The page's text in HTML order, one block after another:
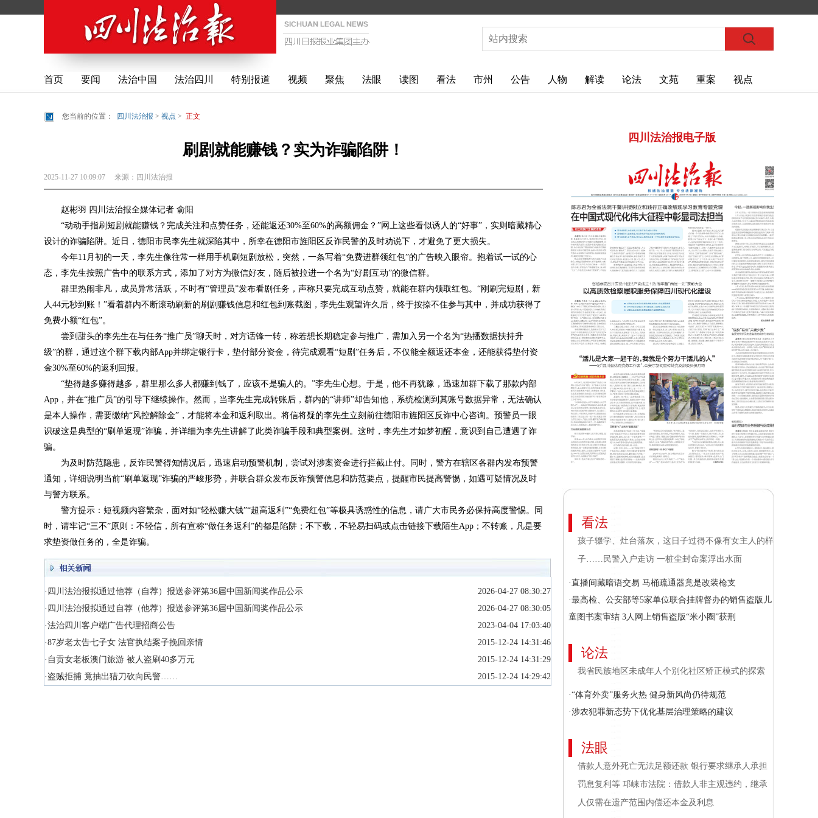
首页 要闻 法治中国 法治四川 特别报道 视频 聚焦 法眼 读图 看法 市州 公告 人物 解读 论法 文苑 重案 视点
您当前的位置： 四川法治报 > 视点 > 正文
刷剧就能赚钱？实为诈骗陷阱！
2025-11-27 10:09:07 来源： 四川法治报
赵彬羽 四川法治报全媒体记者 俞阳
“动动手指刷短剧就能赚钱？完成关注和点赞任务，还能返还30%至60%的高额佣金？”网上这些看似诱人的“好事”，实则暗藏精心
设计的诈骗陷阱。近日，德阳市民李先生就深陷其中，所幸在德阳市旌阳区反诈民警的及时劝说下，才避免了更大损失。
今年11月初的一天，李先生像往常一样用手机刷短剧放松，突然，一条写着“免费进群领红包”的广告映入眼帘。抱着试一试的心
态，李先生按照广告中的联系方式，添加了对方为微信好友，随后被拉进一个名为“好剧互动”的微信群。
群里热闹非凡，成员异常活跃，不时有“管理员”发布看剧任务，声称只要完成互动点赞，就能在群内领取红包。“刚刷完短剧，新
人44元秒到账！”看着群内不断滚动刷新的刷剧赚钱信息和红包到账截图，李先生观望许久后，终于按捺不住参与其中，并成功获得了
免费小额“红包”。
尝到甜头的李先生在与任务“推广员”聊天时，对方话锋一转，称若想长期稳定参与推广，需加入另一个名为“热播数据扶持升
级”的群，通过这个群下载内部App并绑定银行卡，垫付部分资金，待完成观看“短剧”任务后，不仅能全额返还本金，还能获得垫付资
金30%至60%的返利回报。
“垫得越多赚得越多，群里那么多人都赚到钱了，应该不是骗人的。”李先生心想。于是，他不再犹豫，迅速加群下载了那款内部
App，并在“推广员”的引导下继续操作。然而，当李先生完成转账后，群内的“讲师”却告知他，系统检测到其账号数据异常，无法确认
是本人操作，需要缴纳“风控解除金”，才能将本金和返利取出。将信将疑的李先生立刻前往德阳市旌阳区反诈中心咨询。预警员一眼
识破这是典型的“刷单返现”诈骗，并详细为李先生讲解了此类诈骗手段和典型案例。这时，李先生才如梦初醒，意识到自己遭遇了诈
骗。
为及时防范隐患，反诈民警得知情况后，迅速启动预警机制，尝试对涉案资金进行拦截止付。同时，警方在辖区各群内发布预警
通知，详细说明当前“刷单返现”诈骗的严峻形势，并联合群众发布反诈预警信息和防范要点，提醒市民提高警惕，如遇可疑情况及时
与警方联系。
警方提示：短视频内容繁杂，面对如“轻松赚大钱”“超高返利”“免费红包”等极具诱惑性的信息，请广大市民务必保持高度警惕。同
时，请牢记“三不”原则：不轻信，所有宣称“做任务返利”的都是陷阱；不下载，不轻易扫码或点击链接下载陌生App；不转账，凡是要
求垫资做任务的，全是诈骗。
·四川法治报拟通过他荐（自荐）报送参评第36届中国新闻奖作品公示
2026-04-27 08:30:27
·四川法治报拟通过自荐（他荐）报送参评第36届中国新闻奖作品公示
2026-04-27 08:30:05
·法治四川客户端广告代理招商公告
2023-04-04 17:03:40
·87岁老太告七子女 法官执结案子挽回亲情
2015-12-24 14:31:46
·自贡女老板澳门旅游 被人盗刷40多万元
2015-12-24 14:31:29
·盗贼拒捕 竟抽出猎刀砍向民警……
2015-12-24 14:29:42
四川法治报电子版
看法
孩子辍学、灶台落灰，这日子过得不像有女主人的样
子……民警入户走访 一桩尘封命案浮出水面
·直播间藏暗语交易 马桶疏通器竟是改装枪支
·最高检、公安部等5家单位联合挂牌督办的销售盗版儿
童图书案审结 3人网上销售盗版“米小圈”获刑
论法
我省民族地区未成年人个别化社区矫正模式的探索
·“体育外卖”服务火热 健身新风尚仍待规范
·涉农犯罪新态势下优化基层治理策略的建议
法眼
借款人意外死亡无法足额还款 银行要求继承人承担
罚息复利等 邛崃市法院：借款人非主观违约，继承
人仅需在遗产范围内偿还本金及利息